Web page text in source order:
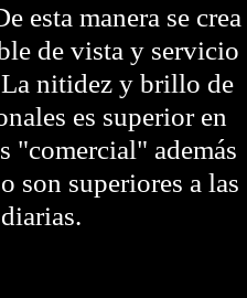
esta manera se crea
de vista y servicio
La nitidez y brillo de
es superior en
"comercial" además
son superiores a las